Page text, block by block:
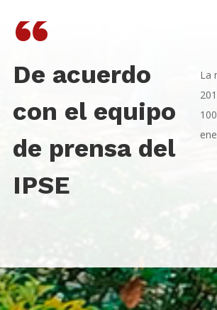
“
De acuerdo
con el equipo
de prensa del
IPSE
La